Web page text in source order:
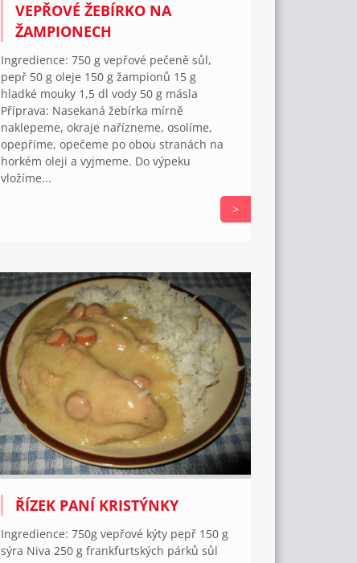
VEPŘOVÉ ŽEBÍRKO NA
ŽAMPIONECH
Ingredience: 750 g vepřové pečeně sůl,
pepř 50 g oleje 150 g žampionů 15 g
hladké mouky 1,5 dl vody 50 g másla
Příprava: Nasekaná žebírka mírně
naklepeme, okraje nařízne­me, osolíme,
opepříme, opečeme po obou stranách na
horkém oleji a vyjmeme. Do výpeku
vložíme...
>
ŘÍZEK PANÍ KRISTÝNKY
Ingredience: 750g vepřové kýty pepř 150 g
sýra Niva 250 g frankfurtských párků sůl